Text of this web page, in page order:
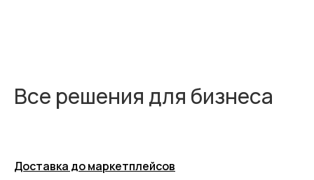
Все решения для бизнеса
Доставка до маркетплейсов
о фулфилменте CDEK